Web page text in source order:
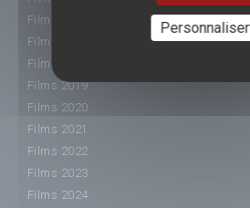
Films 2016
Films 2017
Films 2018
Films 2019
Films 2020
Films 2021
Films 2022
Films 2023
Films 2024
Personnaliser